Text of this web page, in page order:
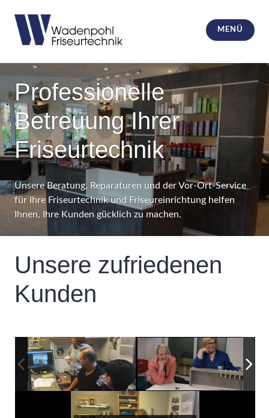
Inhalt
springen
Wadenpohl Friseurtechnik und
Friseureinrichtungen
MENÜ
Professionelle
Betreuung Ihrer
Friseurtechnik
Unsere Beratung, Reparaturen und der Vor-Ort-Service
für Ihre Friseurtechnik und Friseureinrichtung helfen
Ihnen, Ihre Kunden gücklich zu machen.
Unsere zufriedenen
Kunden